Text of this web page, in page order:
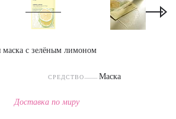
маска с зелёным лимоном
СРЕДСТВО Маска
Доставка по миру